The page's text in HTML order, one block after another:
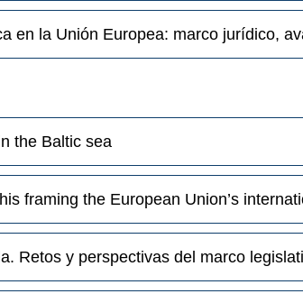
en la Unión Europea: marco jurídico,
the Baltic sea
framing the European Union’s
Retos y perspectivas del marco